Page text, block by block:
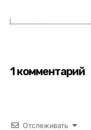
1 комментарий
Отслеживать